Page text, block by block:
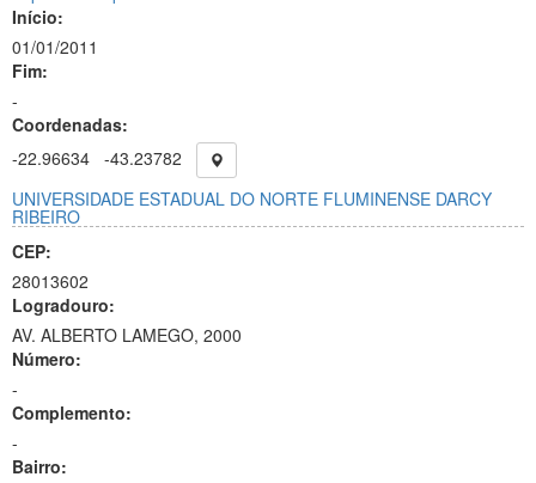
Início:
01/01/2011
Fim:
-
Coordenadas:
-22.96634 -43.23782
UNIVERSIDADE ESTADUAL DO NORTE FLUMINENSE DARCY
RIBEIRO
CEP:
28013602
Logradouro:
AV. ALBERTO LAMEGO, 2000
Número:
-
Complemento:
-
Bairro: